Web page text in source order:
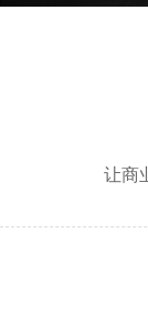
让商